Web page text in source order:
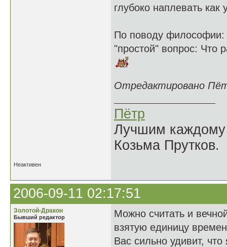
глубоко наплевать
По поводу философии:
"простой" вопрос: Что
Отредактировано
Пётр
Лучшим каждому
Козьма Прутков.
Неактивен
2006-09-11 02:17:51
Золотой-Дракон
Бывший редактор
Можно считать и
взятую единицу
Вас сильно удивит,